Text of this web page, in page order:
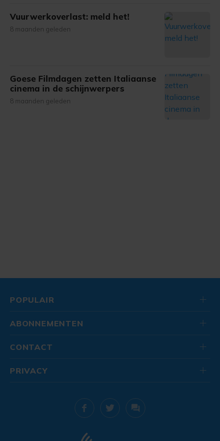
Vuurwerkoverlast: meld het!
8 maanden geleden
Goese Filmdagen zetten Italiaanse
cinema in de schijnwerpers
8 maanden geleden
POPULAIR
ABONNEMENTEN
CONTACT
PRIVACY